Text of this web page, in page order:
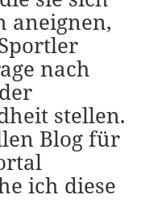
aneignen,
nach
stellen.
Blog für
ich diese